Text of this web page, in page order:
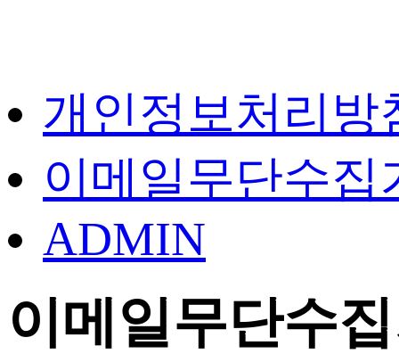
개인정보처리방
이메일무단수집
ADMIN
이메일무단수